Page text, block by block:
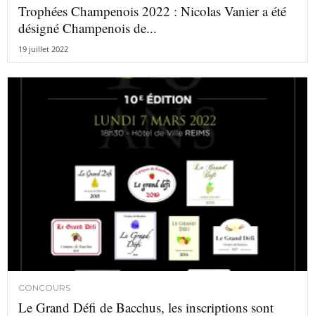
Trophées Champenois 2022 : Nicolas Vanier a été
désigné Champenois de...
19 juillet 2022
CONCOURS
Le Grand Défi de Bacchus, les inscriptions sont